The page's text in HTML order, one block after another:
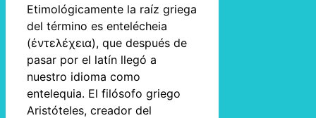
Etimológicamente la raíz griega
del término es entelécheia
(ἐντελέχεια), que después de
pasar por el latín llegó a
nuestro idioma como
entelequia. El filósofo griego
Aristóteles, creador del